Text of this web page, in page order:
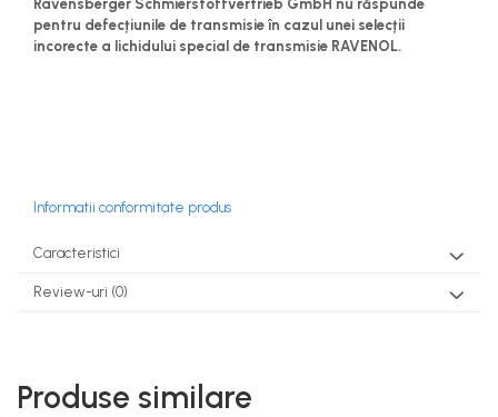
Ravensberger Schmierstoffvertrieb GmbH nu răspunde
pentru defecțiunile de transmisie în cazul unei selecții
incorecte a lichidului special de transmisie RAVENOL.
Informatii conformitate produs
Caracteristici
Review-uri (0)
Produse similare